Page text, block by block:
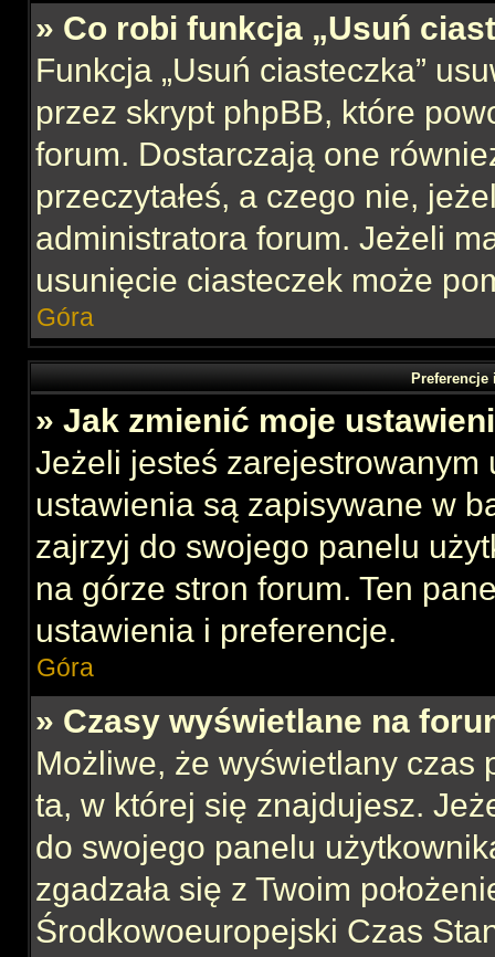
» Co robi funkcja „Usuń
Funkcja „Usuń ciasteczka”
przez skrypt phpBB, które
forum. Dostarczają one
przeczytałeś, a czego nie,
administratora forum. Jeżeli
usunięcie ciasteczek może
Góra
» Jak zmienić moje
Jeżeli jesteś zarejestrowanym
ustawienia są zapisywane w
zajrzyj do swojego panelu
na górze stron forum. Ten
ustawienia i preferencje.
Góra
» Czasy wyświetlane na
Możliwe, że wyświetlany czas
ta, w której się znajdujesz.
do swojego panelu
zgadzała się z Twoim
Środkowoeuropejski Czas